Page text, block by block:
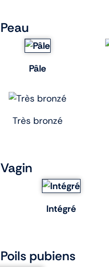
Peau
Pâle
Très bronzé
Vagin
Intégré
Poils pubiens